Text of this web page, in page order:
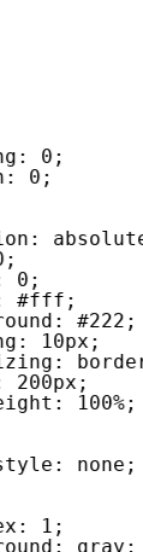
0;
0;
0;
#fff;
#222;
10px;
200px;
100%;
none;
1;
gray;